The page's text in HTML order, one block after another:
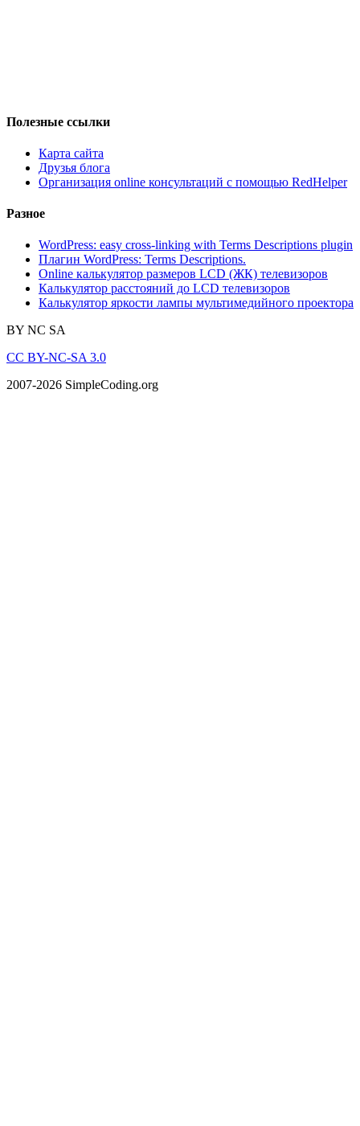
Полезные ссылки
Карта сайта
Друзья блога
Организация online консультаций с помощью RedHelper
Разное
WordPress: easy cross-linking with Terms Descriptions plugin
Плагин WordPress: Terms Descriptions.
Online калькулятор размеров LCD (ЖК) телевизоров
Калькулятор расстояний до LCD телевизоров
Калькулятор яркости лампы мультимедийного проектора
BY NC SA
CC BY-NC-SA 3.0
2007-2026 SimpleCoding.org